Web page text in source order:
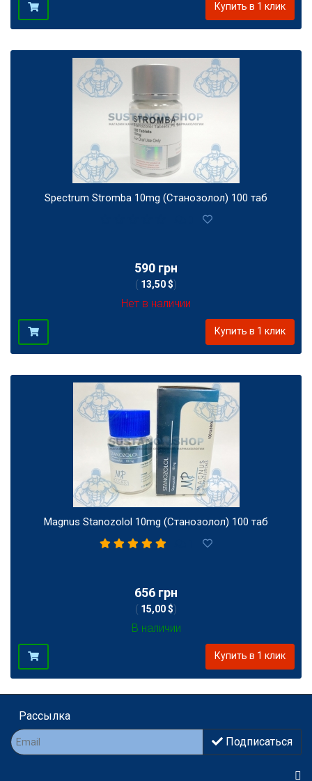
Купить в 1 клик
Spectrum Stromba 10mg (Станозолол) 100 таб
590 грн
( 13,50 $)
Нет в наличии
Купить в 1 клик
Magnus Stanozolol 10mg (Станозолол) 100 таб
656 грн
( 15,00 $)
В наличии
Купить в 1 клик
Рассылка
Подписаться